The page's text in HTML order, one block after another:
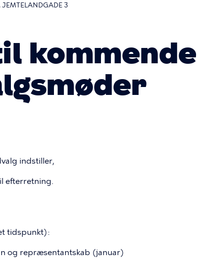
JEMTELANDGADE 3
kommende
indstiller,
efterretning.
tidspunkt):
og repræsentantskab (januar)